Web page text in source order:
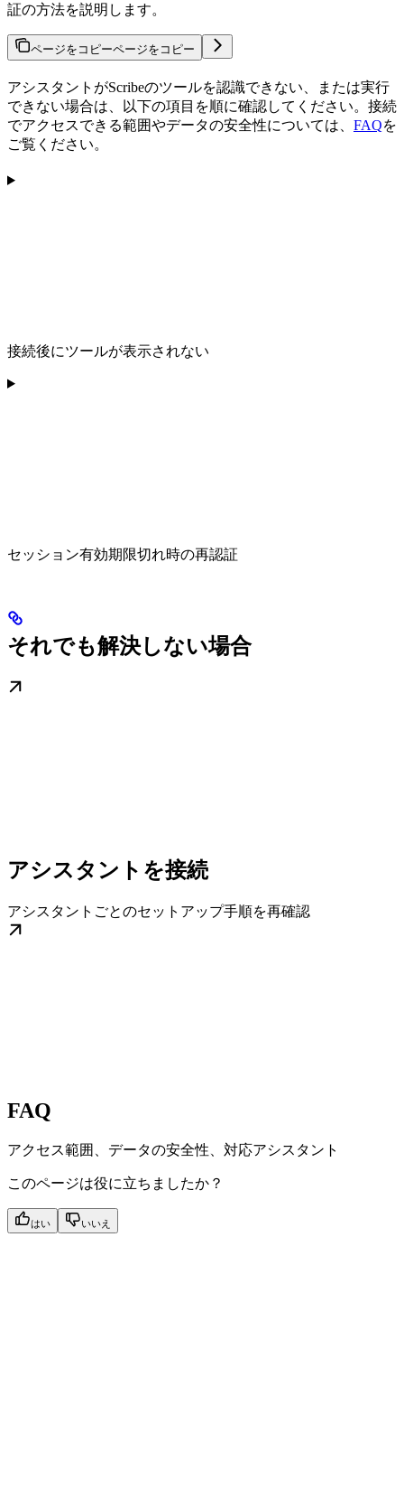
証の方法を説明します。
ページをコピーページをコピー
アシスタントがScribeのツールを認識できない、または実行
できない場合は、以下の項目を順に確認してください。接続
でアクセスできる範囲やデータの安全性については、 FAQを
ご覧ください。
接続後にツールが表示されない
セッション有効期限切れ時の再認証
それでも解決しない場合
アシスタントを接続
アシスタントごとのセットアップ手順を再確認
FAQ
アクセス範囲、データの安全性、対応アシスタント
このページは役に立ちましたか？
はい いいえ